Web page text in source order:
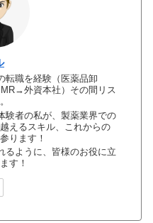
転職を経験（医薬品卸
外資本社）その間リス
験者の私が、製薬業界での
えるスキル、これからの
ります！
るように、皆様のお役に立
す！